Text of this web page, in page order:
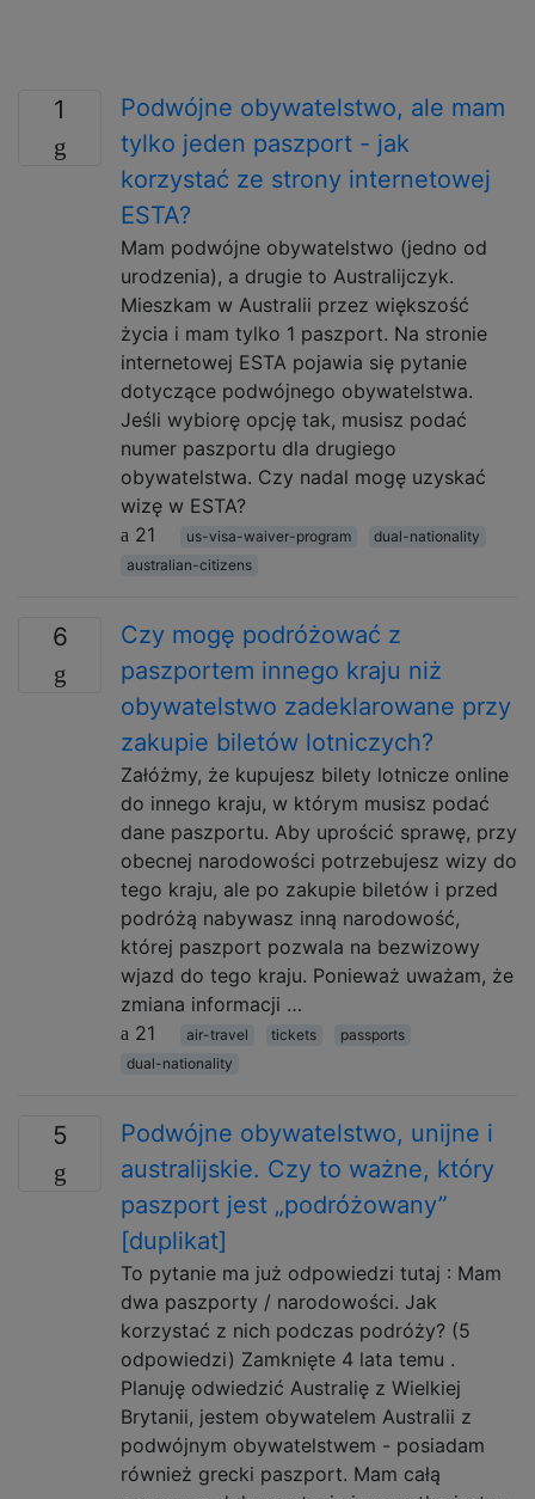
1
Podwójne obywatelstwo, ale mam
tylko jeden paszport - jak
korzystać ze strony internetowej
ESTA?
Mam podwójne obywatelstwo (jedno od
urodzenia), a drugie to Australijczyk.
Mieszkam w Australii przez większość
życia i mam tylko 1 paszport. Na stronie
internetowej ESTA pojawia się pytanie
dotyczące podwójnego obywatelstwa.
Jeśli wybiorę opcję tak, musisz podać
numer paszportu dla drugiego
obywatelstwa. Czy nadal mogę uzyskać
wizę w ESTA?
21
us-visa-waiver-program
dual-nationality
australian-citizens
6
Czy mogę podróżować z
paszportem innego kraju niż
obywatelstwo zadeklarowane przy
zakupie biletów lotniczych?
Załóżmy, że kupujesz bilety lotnicze online
do innego kraju, w którym musisz podać
dane paszportu. Aby uprościć sprawę, przy
obecnej narodowości potrzebujesz wizy do
tego kraju, ale po zakupie biletów i przed
podróżą nabywasz inną narodowość,
której paszport pozwala na bezwizowy
wjazd do tego kraju. Ponieważ uważam, że
zmiana informacji …
21
air-travel tickets
passports
dual-nationality
5
Podwójne obywatelstwo, unijne i
australijskie. Czy to ważne, który
paszport jest „podróżowany”
[duplikat]
To pytanie ma już odpowiedzi tutaj : Mam
dwa paszporty / narodowości. Jak
korzystać z nich podczas podróży? (5
odpowiedzi) Zamknięte 4 lata temu .
Planuję odwiedzić Australię z Wielkiej
Brytanii, jestem obywatelem Australii z
podwójnym obywatelstwem - posiadam
również grecki paszport. Mam całą